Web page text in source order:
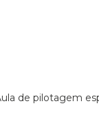
aula de pilotagem